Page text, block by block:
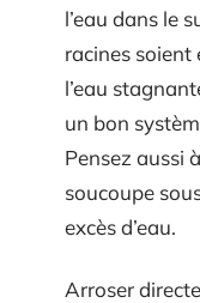
l’eau dans le
racines
l’eau
un bon
Pensez aussi
soucoupe
excès d’eau.
Arroser